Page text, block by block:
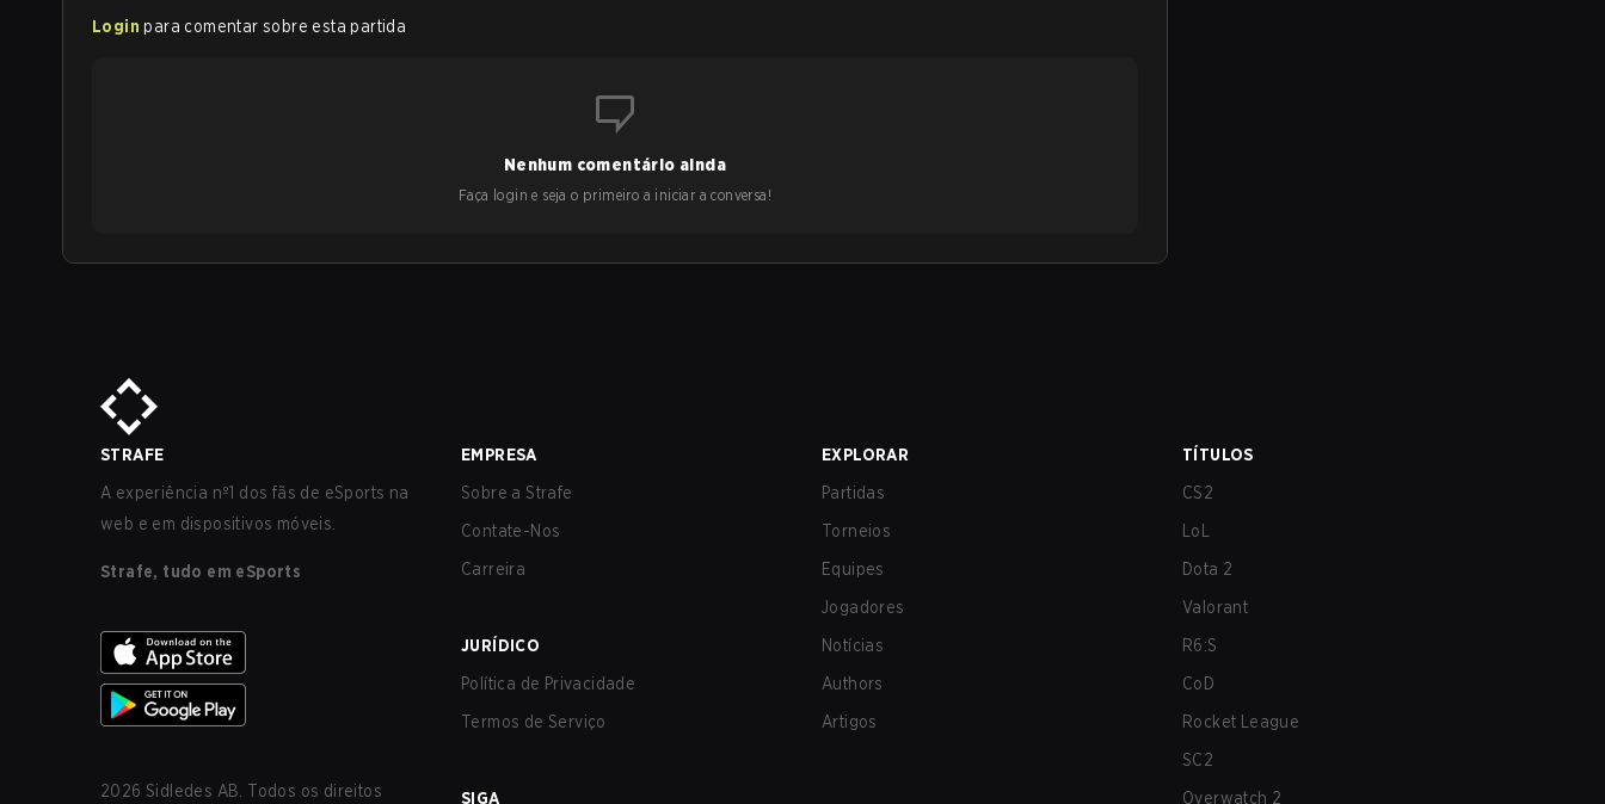
Login para comentar sobre esta partida
Nenhum comentário ainda
Faça login e seja o primeiro a iniciar a conversa!
STRAFE
A experiência nº1 dos fãs de eSports na
web e em dispositivos móveis.
Strafe, tudo em eSports
2026 Sidledes AB. Todos os direitos
EMPRESA
Sobre a Strafe
Contate-Nos
Carreira
JURÍDICO
Política de Privacidade
Termos de Serviço
SIGA
EXPLORAR
Partidas
Torneios
Equipes
Jogadores
Notícias
Authors
Artigos
TÍTULOS
CS2
LoL
Dota 2
Valorant
R6:S
CoD
Rocket League
SC2
Overwatch 2